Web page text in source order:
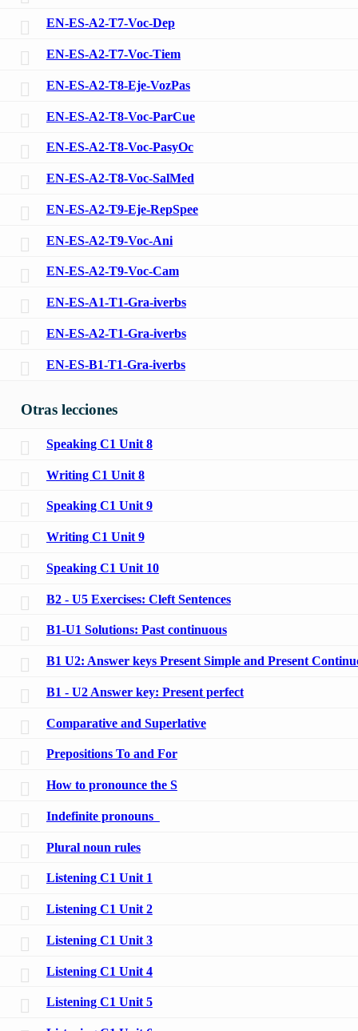
EN-ES-A2-T7-Voc-Dep
EN-ES-A2-T7-Voc-Tiem
EN-ES-A2-T8-Eje-VozPas
EN-ES-A2-T8-Voc-ParCue
EN-ES-A2-T8-Voc-PasyOc
EN-ES-A2-T8-Voc-SalMed
EN-ES-A2-T9-Eje-RepSpee
EN-ES-A2-T9-Voc-Ani
EN-ES-A2-T9-Voc-Cam
EN-ES-A1-T1-Gra-iverbs
EN-ES-A2-T1-Gra-iverbs
EN-ES-B1-T1-Gra-iverbs
Otras lecciones
Speaking C1 Unit 8
Writing C1 Unit 8
Speaking C1 Unit 9
Writing C1 Unit 9
Speaking C1 Unit 10
B2 - U5 Exercises: Cleft Sentences
B1-U1 Solutions: Past continuous
B1 U2: Answer keys Present Simple and Present
B1 - U2 Answer key: Present perfect
Comparative and Superlative
Prepositions To and For
How to pronounce the S
Indefinite pronouns
Plural noun rules
Listening C1 Unit 1
Listening C1 Unit 2
Listening C1 Unit 3
Listening C1 Unit 4
Listening C1 Unit 5